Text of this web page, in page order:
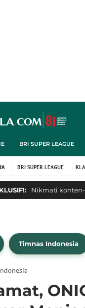
BRI SUPER LEAGUE
BRI SUPER LEAGUE
Nikmati konten-
Timnas Indonesia